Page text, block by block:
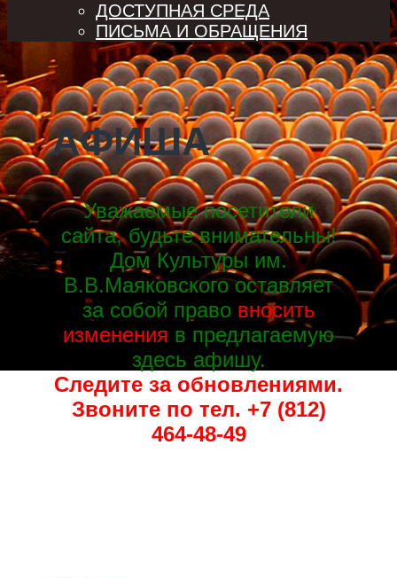
ДОСТУПНАЯ СРЕДА
ПИСЬМА И ОБРАЩЕНИЯ
АФИША
Уважаемые посетители
сайта, будьте внимательны!
Дом Культуры им.
В.В.Маяковского оставляет
за собой право вносить
изменения в предлагаемую
здесь афишу.
Следите за обновлениями.
Звоните по тел. +7 (812)
464-48-49